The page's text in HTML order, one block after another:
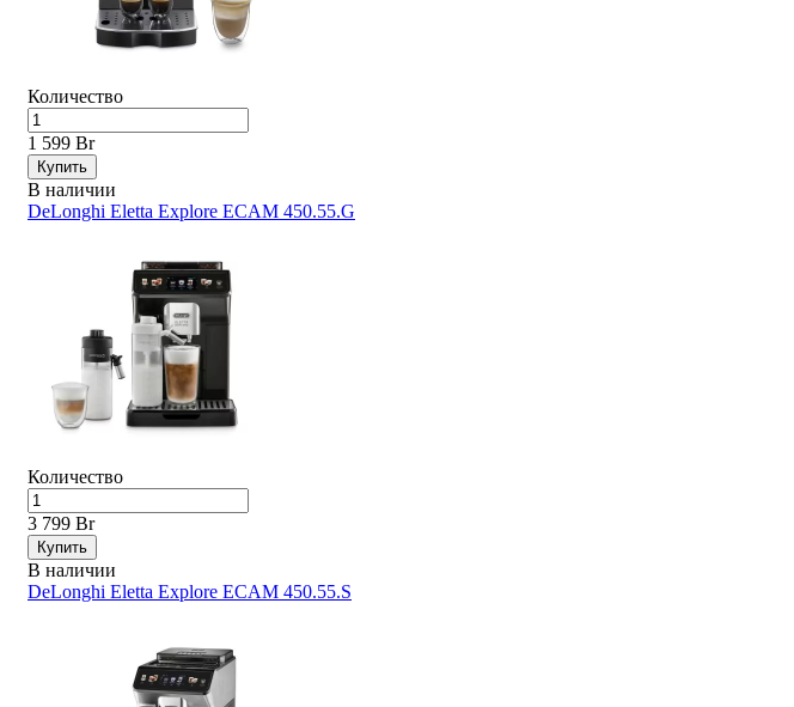
Количество
1 599 Br
Купить
В наличии
DeLonghi Eletta Explore ECAM 450.55.G
Количество
3 799 Br
Купить
В наличии
DeLonghi Eletta Explore ECAM 450.55.S